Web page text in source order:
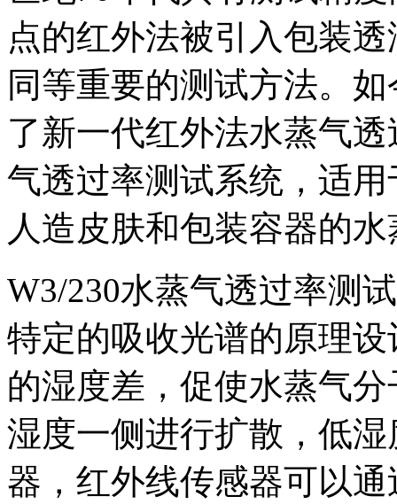
点的红外法被引入包装
同等重要的测试方法。
了新一代红外法水蒸气
气透过率测试系统，适
人造皮肤和包装容器的
W3/230水蒸气透过率测
特定的吸收光谱的原理
的湿度差，促使水蒸气
湿度一侧进行扩散，低
器，红外线传感器可以